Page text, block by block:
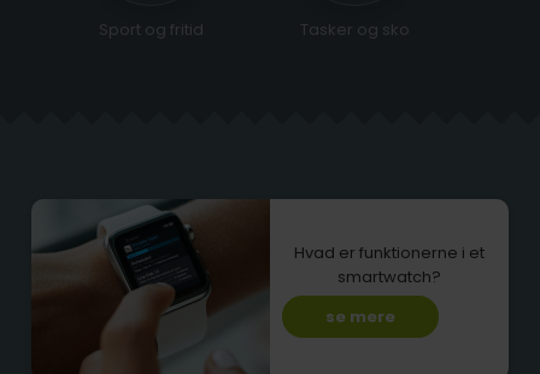
Sport og fritid Tasker og sko
Hvad er funktionerne i et
smartwatch?
se mere